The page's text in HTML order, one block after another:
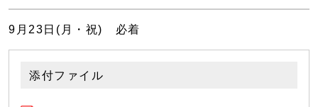
9月23日(月・祝) 必着
添付ファイル